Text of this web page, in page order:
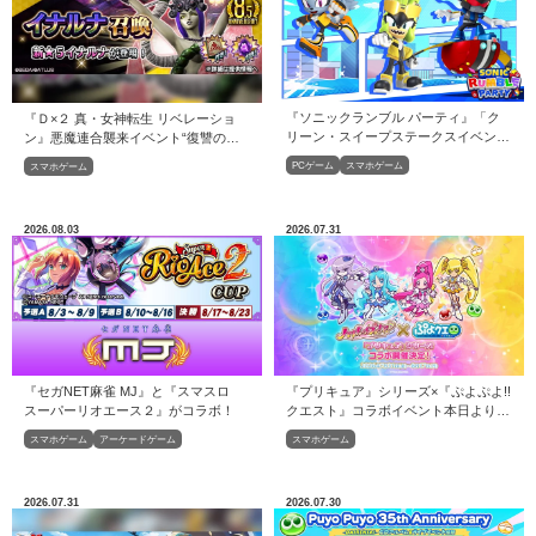
スマホゲーム
『Ｄ×２ 真・女神転生 リベレーショ
ン』悪魔連合襲来イベント“復讐の巫
女と鎮魂の巫女”開催！開催！
PCゲーム スマホゲーム
『ソニックランブル パーティ』「ク
リーン・スイープステークスイベン
ト」開催！
2026.08.03
スマホゲーム アーケードゲーム
『セガNET麻雀 MJ』と『スマスロ
スーパーリオエース２』がコラボ！
2026.07.31
スマホゲーム
『プリキュア』シリーズ×『ぷよぷよ!!
クエスト』コラボイベント本日より開
催！
2026.07.31 2026.07.30